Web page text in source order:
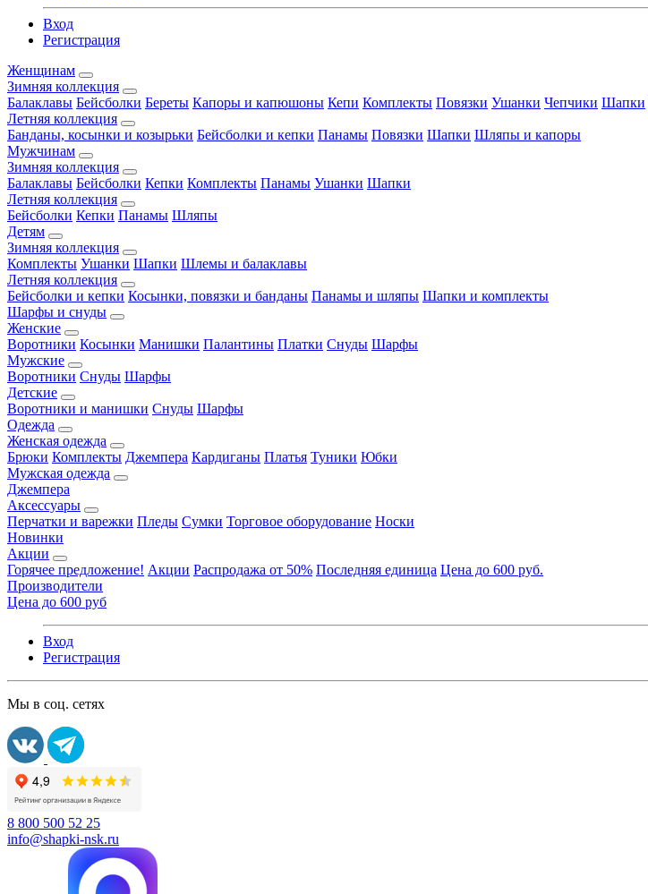
Вход
Регистрация
Женщинам
Зимняя коллекция
Балаклавы Бейсболки Береты Капоры и капюшоны Кепи Комплекты Повязки Ушанки Чепчики Шапки
Летняя коллекция
Банданы, косынки и козырьки Бейсболки и кепки Панамы Повязки Шапки Шляпы и капоры
Мужчинам
Зимняя коллекция
Балаклавы Бейсболки Кепки Комплекты Панамы Ушанки Шапки
Летняя коллекция
Бейсболки Кепки Панамы Шляпы
Детям
Зимняя коллекция
Комплекты Ушанки Шапки Шлемы и балаклавы
Летняя коллекция
Бейсболки и кепки Косынки, повязки и банданы Панамы и шляпы Шапки и комплекты
Шарфы и снуды
Женские
Воротники Косынки Манишки Палантины Платки Снуды Шарфы
Мужские
Воротники Снуды Шарфы
Детские
Воротники и манишки Снуды Шарфы
Одежда
Женская одежда
Брюки Комплекты Джемпера Кардиганы Платья Туники Юбки
Мужская одежда
Джемпера
Аксессуары
Перчатки и варежки Пледы Сумки Торговое оборудование Носки
Новинки
Акции
Горячее предложение! Акции Распродажа от 50% Последняя единица Цена до 600 руб.
Производители
Цена до 600 руб
Вход
Регистрация
Мы в соц. сетях
8 800 500 52 25
info@shapki-nsk.ru